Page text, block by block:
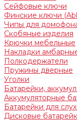
Сейфовые ключи
Финские ключи
Чипы для
Скобяные изделия
Крючки мебельные
Накладки
Полкодержатели
Пружины дверные
Уголки
Батарейки,
Аккумуляторные
Батарейки для
Дисковые